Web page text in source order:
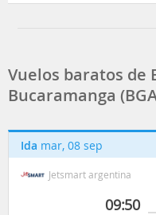
Vuelos baratos de
Bucaramanga
Ida mar, 08 sep
Jetsmart argentina
09:50